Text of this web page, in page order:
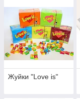
Жуйки "Love is"